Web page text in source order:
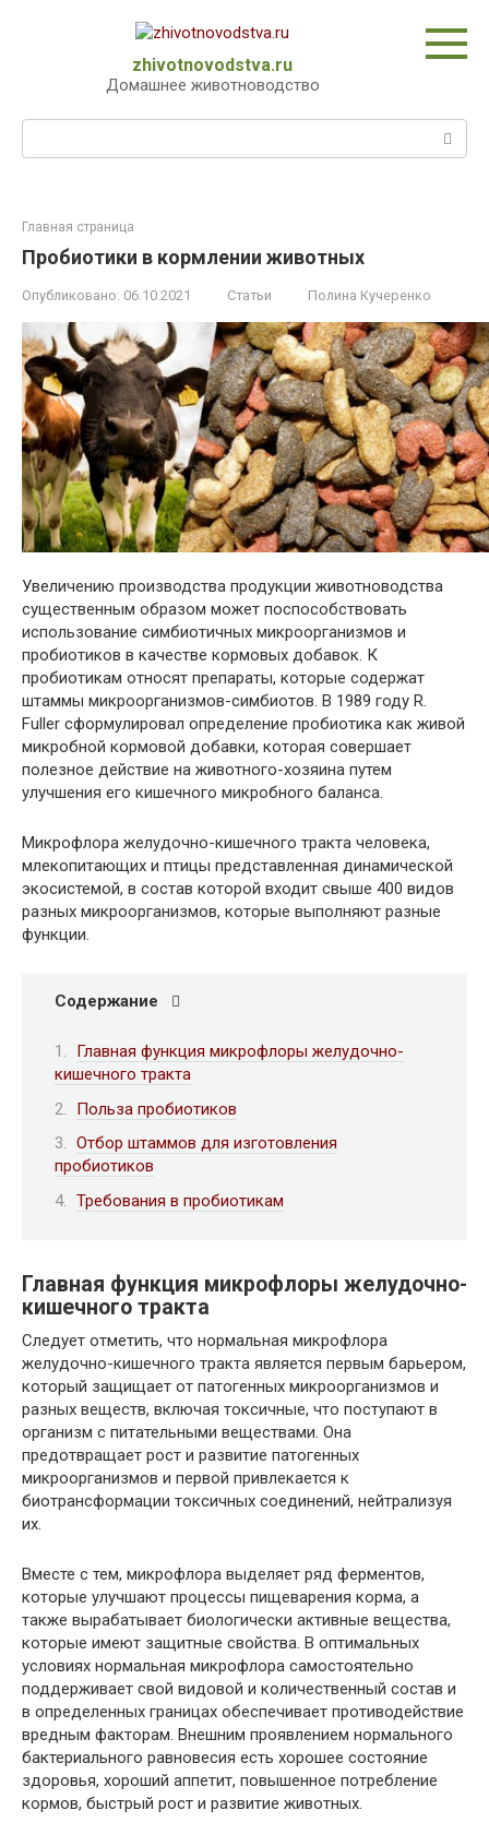
zhivotnovodstva.ru
Домашнее животноводство
Поиск:
Главная страница
Пробиотики в кормлении животных
Опубликовано: 06.10.2021 Статьи Полина Кучеренко
Увеличению производства продукции животноводства
существенным образом может поспособствовать
использование симбиотичных микроорганизмов и
пробиотиков в качестве кормовых добавок. К
пробиотикам относят препараты, которые содержат
штаммы микроорганизмов-симбиотов. В 1989 году R.
Fuller сформулировал определение пробиотика как живой
микробной кормовой добавки, которая совершает
полезное действие на животного-хозяина путем
улучшения его кишечного микробного баланса.
Микрофлора желудочно-кишечного тракта человека,
млекопитающих и птицы представленная динамической
экосистемой, в состав которой входит свыше 400 видов
разных микроорганизмов, которые выполняют разные
функции.
Содержание
Главная функция микрофлоры желудочно-
кишечного тракта
Польза пробиотиков
Отбор штаммов для изготовления
пробиотиков
Требования в пробиотикам
Главная функция микрофлоры желудочно-
кишечного тракта
Следует отметить, что нормальная микрофлора
желудочно-кишечного тракта является первым барьером,
который защищает от патогенных микроорганизмов и
разных веществ, включая токсичные, что поступают в
организм с питательными веществами. Она
предотвращает рост и развитие патогенных
микроорганизмов и первой привлекается к
биотрансформации токсичных соединений, нейтрализуя
их.
Вместе с тем, микрофлора выделяет ряд ферментов,
которые улучшают процессы пищеварения корма, а
также вырабатывает биологически активные вещества,
которые имеют защитные свойства. В оптимальных
условиях нормальная микрофлора самостоятельно
поддерживает свой видовой и количественный состав и
в определенных границах обеспечивает противодействие
вредным факторам. Внешним проявлением нормального
бактериального равновесия есть хорошее состояние
здоровья, хороший аппетит, повышенное потребление
кормов, быстрый рост и развитие животных.